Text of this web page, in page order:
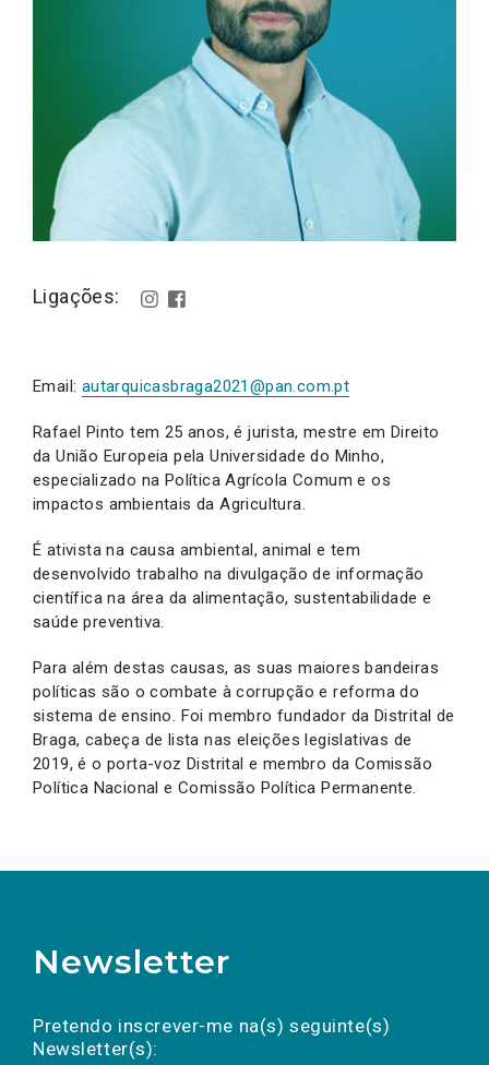
Ligações:
Email: autarquicasbraga2021@pan.com.pt
Rafael Pinto tem 25 anos, é jurista, mestre em Direito
da União Europeia pela Universidade do Minho,
especializado na Política Agrícola Comum e os
impactos ambientais da Agricultura.
É ativista na causa ambiental, animal e tem
desenvolvido trabalho na divulgação de informação
científica na área da alimentação, sustentabilidade e
saúde preventiva.
Para além destas causas, as suas maiores bandeiras
políticas são o combate à corrupção e reforma do
sistema de ensino. Foi membro fundador da Distrital de
Braga, cabeça de lista nas eleições legislativas de
2019, é o porta-voz Distrital e membro da Comissão
Política Nacional e Comissão Política Permanente.
Newsletter
Pretendo inscrever-me na(s) seguinte(s)
Newsletter(s):
a(s) newsletter(s).
mail